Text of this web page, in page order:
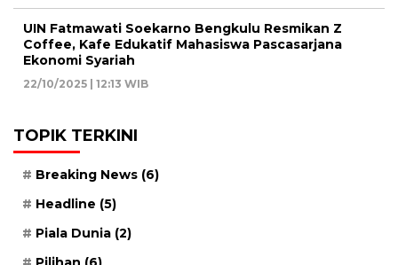
UIN Fatmawati Soekarno Bengkulu Resmikan Z
Coffee, Kafe Edukatif Mahasiswa Pascasarjana
Ekonomi Syariah
22/10/2025 | 12:13 WIB
TOPIK TERKINI
Breaking News (6)
Headline (5)
Piala Dunia (2)